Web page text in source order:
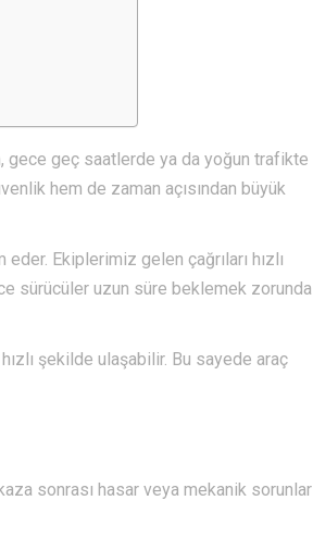
gece geç saatlerde ya da yoğun trafikte
hem de zaman açısından büyük
Ekiplerimiz gelen çağrıları hızlı
sürücüler uzun süre beklemek zorunda
şekilde ulaşabilir. Bu sayede araç
sonrası hasar veya mekanik sorunlar